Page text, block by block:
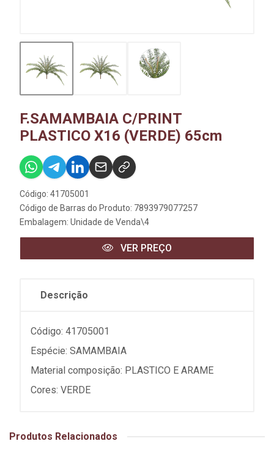
F.SAMAMBAIA C/PRINT
PLASTICO X16 (VERDE) 65cm
Código: 41705001
Código de Barras do Produto: 7893979077257
Embalagem: Unidade de Venda\4
VER PREÇO
Descrição
Código: 41705001
Espécie: SAMAMBAIA
Material composição: PLASTICO E ARAME
Cores: VERDE
Produtos Relacionados